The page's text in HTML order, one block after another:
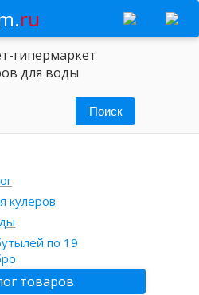
ru
гипермаркет
для воды
кулеров
по 19
товаров